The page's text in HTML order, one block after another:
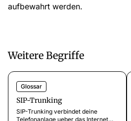
aufbewahrt werden.
Weitere Begriffe
Glossar
SIP-Trunking
SIP-Trunking verbindet deine
Telefonanlage ueber das Internet